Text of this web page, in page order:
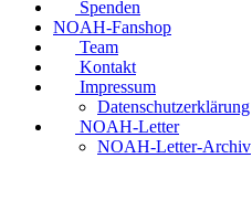
Spenden
NOAH-Fanshop
Team
Kontakt
Impressum
Datenschutzerklärung
NOAH-Letter
NOAH-Letter-Archiv